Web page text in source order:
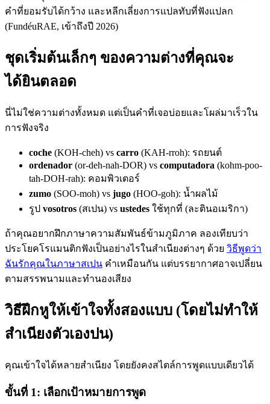
คำที่ยอมรับได้กว้าง และหลีกเลี่ยงการแปลทับที่ฟังแปลก
(FundéuRAE, เข้าถึงปี 2026)
ชุดเริ่มต้นเล็กๆ ของความต่างที่คุณจะ
ได้ยินตลอด
นี่ไม่ใช่ความต่างทั้งหมด แต่เป็นคำที่เจอบ่อยและโผล่มาเร็วใน
การฟังจริง
coche (KOH-cheh) vs carro (KAH-rroh): รถยนต์
ordenador (or-deh-nah-DOR) vs computadora (kohm-poo-
tah-DOH-rah): คอมพิวเตอร์
zumo (SOO-moh) vs jugo (HOO-goh): น้ำผลไม้
รูป vosotros (สเปน) vs ustedes ใช้ทุกที่ (ละตินอเมริกา)
ถ้าคุณอยากฝึกภาษาความสัมพันธ์ข้ามภูมิภาค ลองเทียบว่า
ประโยคโรแมนติกฟังเป็นอย่างไรในสำเนียงต่างๆ ด้วย วิธีพูดว่า
ฉันรักคุณในภาษาสเปน คำเหมือนกัน แต่บรรยากาศอาจเปลี่ยน
ตามสรรพนามและทำนองเสียง
วิธีฝึกหูให้เข้าใจทั้งสองแบบ (โดยไม่ทำให้
สำเนียงตัวเองปน)
คุณเข้าใจได้หลายสำเนียง โดยยังคงสไตล์การพูดแบบเดียวได้
ขั้นที่ 1: เลือกเป้าหมายการพูด